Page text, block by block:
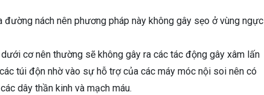
đường nách nên phương pháp này không gây sẹo ở vùng ngực
cơ nên thường sẽ không gây ra các tác động gây xâm lấn
túi độn nhờ vào sự hỗ trợ của các máy móc nội soi nên có
dây thần kinh và mạch máu.